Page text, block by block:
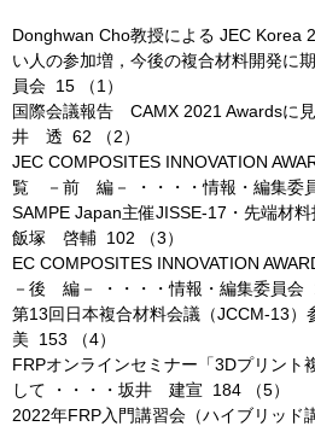
Donghwan Cho教授による JEC
い人の参加増，今後の複合材料開発に
員会 15 （1）
国際会議報告 CAMX 2021 Awardsに
井 透 62 （2）
JEC COMPOSITES INNOVATION
覧 －前 編－ ・・・・情報・編集委
SAMPE Japan主催JISSE-17・先端材
飯塚 啓輔 102 （3）
EC COMPOSITES INNOVATION
－後 編－ ・・・・情報・編集委員会
第13回日本複合材料会議（JCCM-13
美 153 （4）
FRPオンラインセミナー「3Dプリント
して ・・・・坂井 建宣 184 （5）
2022年FRP入門講習会（ハイブリッド